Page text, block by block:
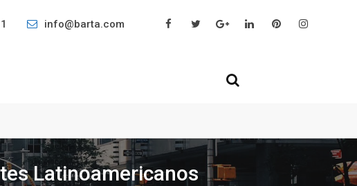
info@barta.com
Latinoamericanos